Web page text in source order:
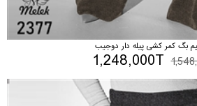
بگ کمر کشی پیله دار دوجیب
1,248,000T